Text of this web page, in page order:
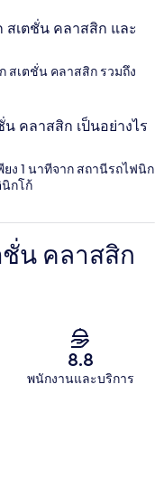
สเตชั่น คลาสสิก และ
สเตชั่น คลาสสิก รวมถึง
คลาสสิก เป็นอย่างไร
ง 1 นาทีจาก สถานีรถไฟนิก
กโก้
ชั่น คลาสสิก
8.8
พนักงานและบริการ